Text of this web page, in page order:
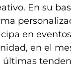
En su
en
en el
últimas